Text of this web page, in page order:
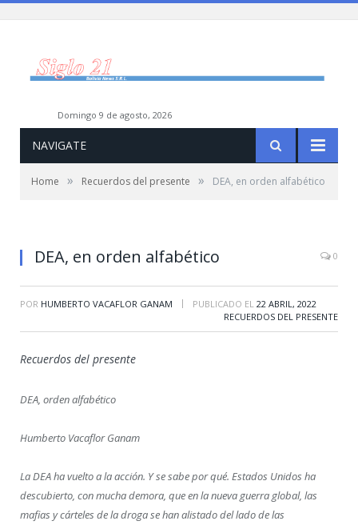
domingo 9 de agosto, 2026
NAVIGATE
Home » Recuerdos del presente » DEA, en orden alfabético
DEA, en orden alfabético 0
POR HUMBERTO VACAFLOR GANAM | PUBLICADO EL 22 ABRIL, 2022
RECUERDOS DEL PRESENTE
Recuerdos del presente
DEA, orden alfabético
Humberto Vacaflor Ganam
La DEA ha vuelto a la acción. Y se sabe por qué. Estados Unidos ha
descubierto, con mucha demora, que en la nueva guerra global, las
mafias y cárteles de la droga se han alistado del lado de las